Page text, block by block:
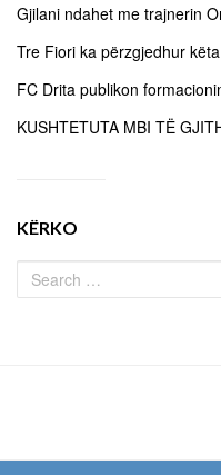
Gjilani ndahet me trajnerin
Tre Fiori ka përzgjedhur
FC Drita publikon
KUSHTETUTA MBI TË
KËRKO